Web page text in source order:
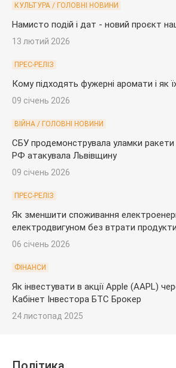
КУЛЬТУРА / ГОЛОВНІ НОВИНИ
Намисто подій і дат - новий проєкт
13 лютий 2026
ПРЕС-РЕЛІЗ
Кому підходять фужерні аромати і як
09 січень 2026
ВІЙНА / ГОЛОВНІ НОВИНИ
СБУ продемонструвала уламки ракети
РФ атакувала Львівщину
09 січень 2026
ПРЕС-РЕЛІЗ
Як зменшити споживання
електродвигуном без втрати
06 січень 2026
ФІНАНСИ
Як інвестувати в акції Apple (AAPL)
Кабінет Інвестора БТС Брокер
24 листопад 2025